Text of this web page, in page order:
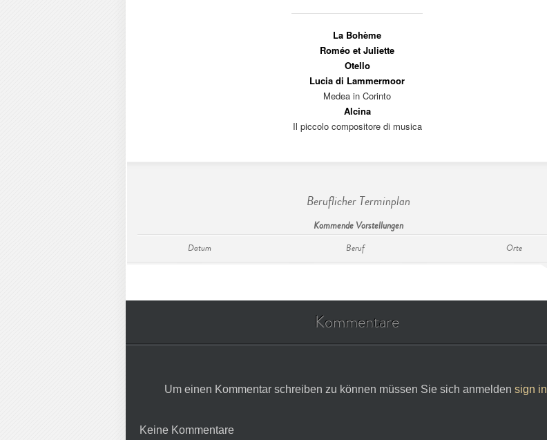
La Bohème
Roméo et Juliette
Otello
Lucia di Lammermoor
Medea in Corinto
Alcina
Il piccolo compositore di musica
Beruflicher Terminplan
Kommende Vorstellungen
Datum Beruf Orte
Kommentare
Um einen Kommentar schreiben zu können müssen Sie sich anmelden sign in
Keine Kommentare